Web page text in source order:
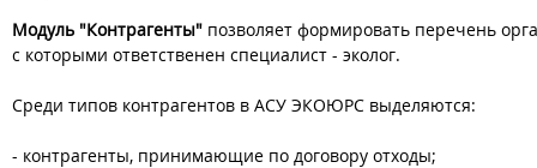
Модуль "Контрагенты" позволяет формировать перечень
с которыми ответственен специалист - эколог.
Среди типов контрагентов в АСУ ЭКОЮРС выделяются:
- контрагенты, принимающие по договору отходы;